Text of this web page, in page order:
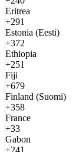
Eritrea
+291
Estonia (Eesti)
+372
Ethiopia
+251
Fiji
+679
Finland (Suomi)
+358
France
+33
Gabon